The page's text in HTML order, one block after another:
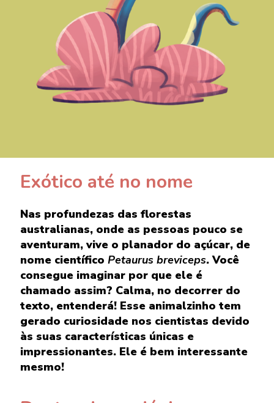
Exótico até no nome
Nas profundezas das florestas
australianas, onde as pessoas pouco se
aventuram, vive o planador do açúcar, de
nome científico Petaurus breviceps. Você
consegue imaginar por que ele é
chamado assim? Calma, no decorrer do
texto, entenderá! Esse animalzinho tem
gerado curiosidade nos cientistas devido
às suas características únicas e
impressionantes. Ele é bem interessante
mesmo!